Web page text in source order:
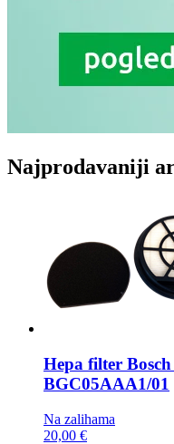
Najprodavaniji
Hepa filter
BGC05AAA1/01
Na zalihama
20,00 €